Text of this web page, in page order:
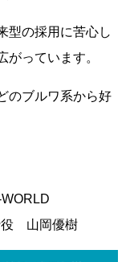
型の採用に苦心し
がっています。
のブルワ系から好
役 山岡優樹